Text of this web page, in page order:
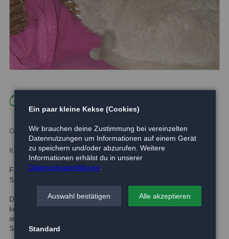
Omchen
Geboren: -
Kurzbeschreibung:
Für unser wunderschönes "Omchen" suchen wir dringend einen
Sofaplatz.
Die Brit. Kurzhaarkatze ist 8 Jahre jung, sehr verschmust und
kennt nur reine Wohnungshaltung. Die hübsche Dame wünscht
sich ganz dringend ein ruhiges Plätzchen zum Kuscheln und
Schnurren.
Ein paar kleine Kekse (Cookies)
Wir brauchen deine Zustimmung bei vereinzelten
Datennutzungen um Informationen auf einem Gerät
zu speichern und/oder abzurufen. Weitere
Informationen erhälst du in unserer
Datenschutzerklärung
Auswahl bestätigen Alle akzeptieren
Standard